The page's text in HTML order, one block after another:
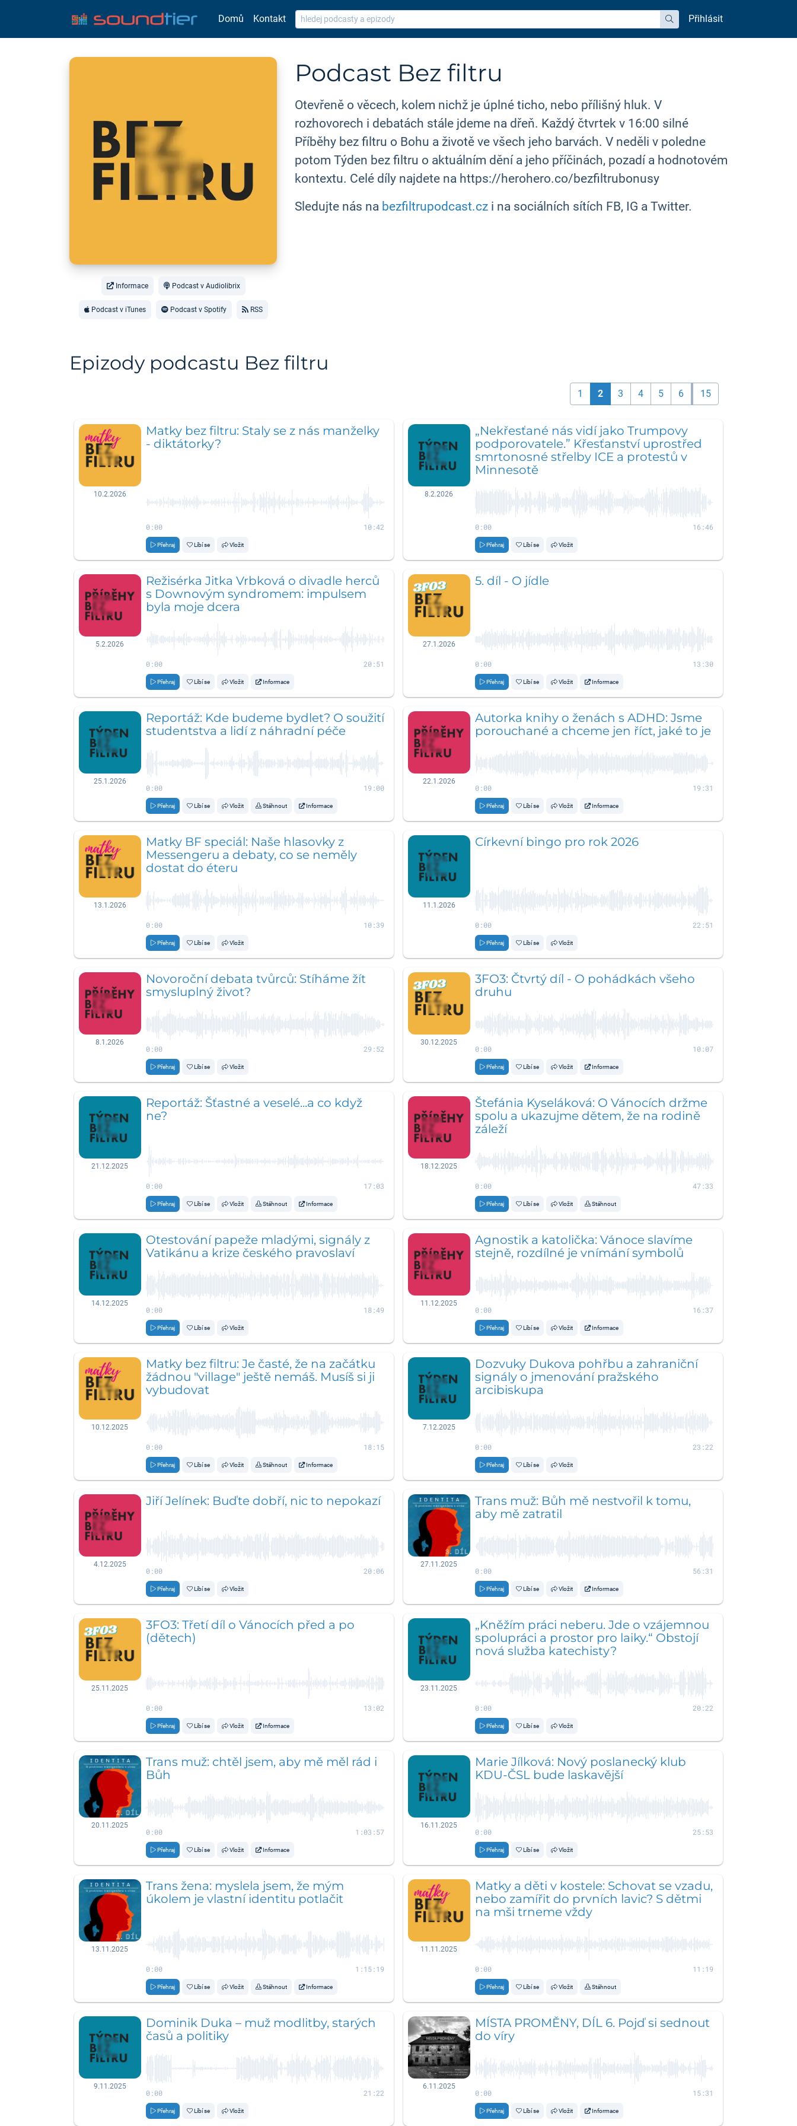
Domů Kontakt
hledat
Přihlásit
Informace Podcast v Audiolibrix
Podcast v iTunes Podcast v Spotify RSS
Podcast Bez filtru
Otevřeně o věcech, kolem nichž je úplné ticho, nebo přílišný hluk. V
rozhovorech i debatách stále jdeme na dřeň. Každý čtvrtek v 16:00 silné
Příběhy bez filtru o Bohu a životě ve všech jeho barvách. V neděli v poledne
potom Týden bez filtru o aktuálním dění a jeho příčinách, pozadí a hodnotovém
kontextu. Celé díly najdete na https://herohero.co/bezfiltrubonusy
Sledujte nás na bezfiltrupodcast.cz i na sociálních sítích FB, IG a Twitter.
Epizody podcastu Bez filtru
1 2 3 4 5 6 15
10.2.2026
Matky bez filtru: Staly se z nás manželky
- diktátorky?
0:00 10:42
Přehraj Líbí se Vložit
8.2.2026
„Nekřesťané nás vidí jako Trumpovy
podporovatele.” Křesťanství uprostřed
smrtonosné střelby ICE a protestů v
Minnesotě
0:00 16:46
Přehraj Líbí se Vložit
5.2.2026
Režisérka Jitka Vrbková o divadle herců
s Downovým syndromem: impulsem
byla moje dcera
0:00 20:51
Přehraj Líbí se Vložit Informace
27.1.2026
5. díl - O jídle
0:00 13:30
Přehraj Líbí se Vložit Informace
25.1.2026
Reportáž: Kde budeme bydlet? O soužití
studentstva a lidí z náhradní péče
0:00 19:00
Přehraj Líbí se Vložit Stáhnout Informace
22.1.2026
Autorka knihy o ženách s ADHD: Jsme
porouchané a chceme jen říct, jaké to je
0:00 19:31
Přehraj Líbí se Vložit Informace
13.1.2026
Matky BF speciál: Naše hlasovky z
Messengeru a debaty, co se neměly
dostat do éteru
0:00 10:39
Přehraj Líbí se Vložit
11.1.2026
Církevní bingo pro rok 2026
0:00 22:51
Přehraj Líbí se Vložit
8.1.2026
Novoroční debata tvůrců: Stíháme žít
smysluplný život?
0:00 29:52
Přehraj Líbí se Vložit
30.12.2025
3FO3: Čtvrtý díl - O pohádkách všeho
druhu
0:00 10:07
Přehraj Líbí se Vložit Informace
21.12.2025
Reportáž: Šťastné a veselé...a co když
ne?
0:00 17:03
Přehraj Líbí se Vložit Stáhnout Informace
18.12.2025
Štefánia Kyseláková: O Vánocích držme
spolu a ukazujme dětem, že na rodině
záleží
0:00 47:33
Přehraj Líbí se Vložit Stáhnout
14.12.2025
Otestování papeže mladými, signály z
Vatikánu a krize českého pravoslaví
0:00 18:49
Přehraj Líbí se Vložit
11.12.2025
Agnostik a katolička: Vánoce slavíme
stejně, rozdílné je vnímání symbolů
0:00 16:37
Přehraj Líbí se Vložit Informace
10.12.2025
Matky bez filtru: Je časté, že na začátku
žádnou "village" ještě nemáš. Musíš si ji
vybudovat
0:00 18:15
Přehraj Líbí se Vložit Stáhnout Informace
7.12.2025
Dozvuky Dukova pohřbu a zahraniční
signály o jmenování pražského
arcibiskupa
0:00 23:22
Přehraj Líbí se Vložit
4.12.2025
Jiří Jelínek: Buďte dobří, nic to nepokazí
0:00 20:06
Přehraj Líbí se Vložit
27.11.2025
Trans muž: Bůh mě nestvořil k tomu,
aby mě zatratil
0:00 56:31
Přehraj Líbí se Vložit Informace
25.11.2025
3FO3: Třetí díl o Vánocích před a po
(dětech)
0:00 13:02
Přehraj Líbí se Vložit Informace
23.11.2025
„Kněžím práci neberu. Jde o vzájemnou
spolupráci a prostor pro laiky.“ Obstojí
nová služba katechisty?
0:00 20:22
Přehraj Líbí se Vložit
20.11.2025
Trans muž: chtěl jsem, aby mě měl rád i
Bůh
0:00 1:03:57
Přehraj Líbí se Vložit Informace
16.11.2025
Marie Jílková: Nový poslanecký klub
KDU-ČSL bude laskavější
0:00 25:53
Přehraj Líbí se Vložit
13.11.2025
Trans žena: myslela jsem, že mým
úkolem je vlastní identitu potlačit
0:00 1:15:19
Přehraj Líbí se Vložit Stáhnout Informace
11.11.2025
Matky a děti v kostele: Schovat se vzadu,
nebo zamířit do prvních lavic? S dětmi
na mši trneme vždy
0:00 11:19
Přehraj Líbí se Vložit Stáhnout
9.11.2025
Dominik Duka –⁠⁠⁠⁠⁠⁠ muž modlitby, starých
časů a politiky
0:00 21:22
Přehraj Líbí se Vložit
6.11.2025
MÍSTA PROMĚNY, DÍL 6. Pojď si sednout
do víry
0:00 15:31
Přehraj Líbí se Vložit Informace